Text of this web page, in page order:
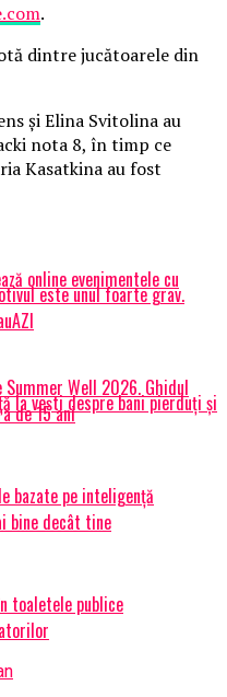
.
dintre jucătoarele din
şi Elina Svitolina au
nota 8, în timp ce
Kasatkina au fost
este unul foarte grav.
la vești despre bani pierduți și
online evenimentele cu
Well 2026. Ghidul
de 15 ani
bazate pe inteligență
bine decât tine
toaletele publice